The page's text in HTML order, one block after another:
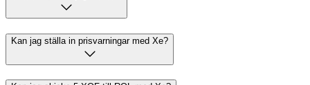
Kan jag ställa in prisvarningar med Xe?